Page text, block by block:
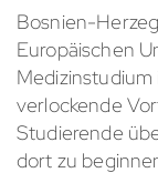
Bosnien-
Europäischen
verlockende
Studierende
dort zu